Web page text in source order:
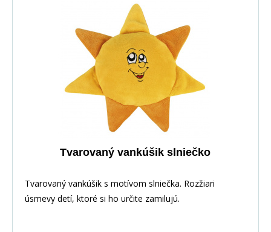
Tvarovaný vankúšik slniečko
Tvarovaný vankúšik s motívom slniečka. Rozžiari
úsmevy detí, ktoré si ho určite zamilujú.